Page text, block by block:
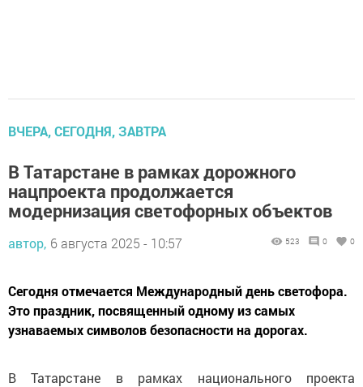
ВЧЕРА, СЕГОДНЯ, ЗАВТРА
В Татарстане в рамках дорожного
нацпроекта продолжается
модернизация светофорных объектов
автор, 6 августа 2025 - 10:57 523 0 0
Сегодня отмечается Международный день светофора.
Это праздник, посвященный одному из самых
узнаваемых символов безопасности на дорогах.
В Татарстане в рамках национального проекта